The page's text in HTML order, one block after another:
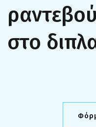
στο